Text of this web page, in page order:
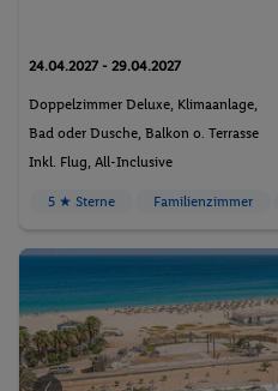
24.04.2027 - 29.04.2027
Doppelzimmer Deluxe, Klimaanlage,
Bad oder Dusche, Balkon o. Terrasse
Inkl. Flug, All-Inclusive
5 ★ Sterne Familienzimmer